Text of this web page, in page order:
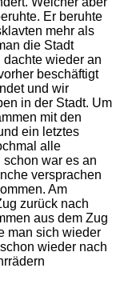
Er beruhte
mehr als
die Stadt
wieder an
beschäftigt
und wir
in der Stadt. Um
mit den
ein letztes
alle
war es an
versprachen
Am
zurück nach
aus dem Zug
man sich wieder
wieder nach